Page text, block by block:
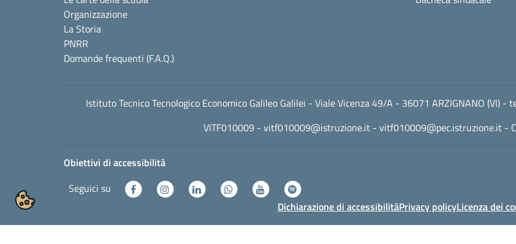
Organizzazione
La Storia
PNRR
Domande frequenti (F.A.Q.)
Istituto Tecnico Tecnologico Economico Galileo Galilei - Viale Vicenza 49/A - 36071 ARZIGNANO
VITF010009 - vitf010009@istruzione.it - vitf010009@pec.istruzione.it -
Obiettivi di accessibilità
Seguici su
Dichiarazione di accessibilitàPrivacy policyLicenza dei